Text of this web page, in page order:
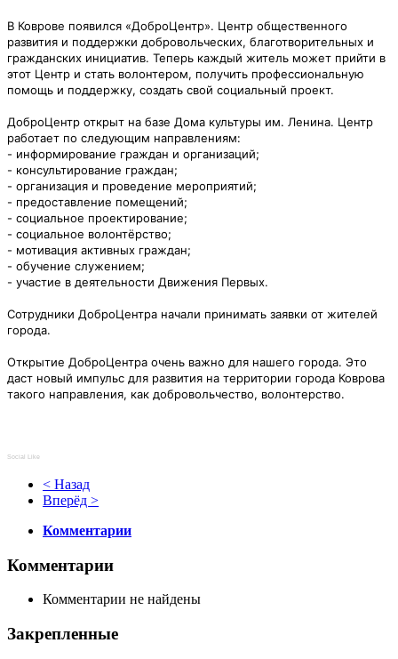
В Коврове появился «ДоброЦентр». Центр общественного
развития и поддержки добровольческих, благотворительных и
гражданских инициатив. Теперь каждый житель может прийти в
этот Центр и стать волонтером, получить профессиональную
помощь и поддержку, создать свой социальный проект.
ДоброЦентр открыт на базе Дома культуры им. Ленина. Центр
работает по следующим направлениям:
- информирование граждан и организаций;
- консультирование граждан;
- организация и проведение мероприятий;
- предоставление помещений;
- социальное проектирование;
- социальное волонтёрство;
- мотивация активных граждан;
- обучение служением;
- участие в деятельности Движения Первых.
Сотрудники ДоброЦентра начали принимать заявки от жителей
города.
Открытие ДоброЦентра очень важно для нашего города. Это
даст новый импульс для развития на территории города Коврова
такого направления, как добровольчество, волонтерство.
Social Like
< Назад
Вперёд >
Комментарии
Комментарии
Комментарии не найдены
Закрепленные